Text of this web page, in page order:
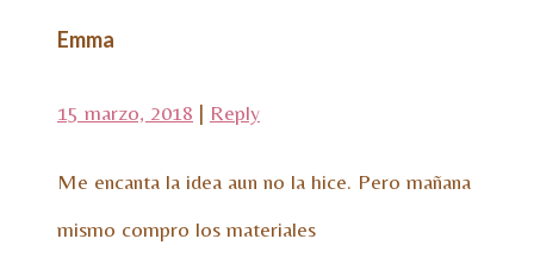
Emma
15 marzo, 2018 | Reply
Me encanta la idea aun no la hice. Pero mañana
mismo compro los materiales